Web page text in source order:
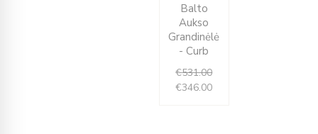
Balto
Aukso
Grandinėlė
- Curb
€531.00
€531.00.
€346.00
€346.00.